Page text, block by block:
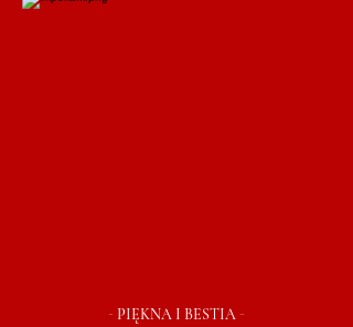
- PIĘKNA I BESTIA -